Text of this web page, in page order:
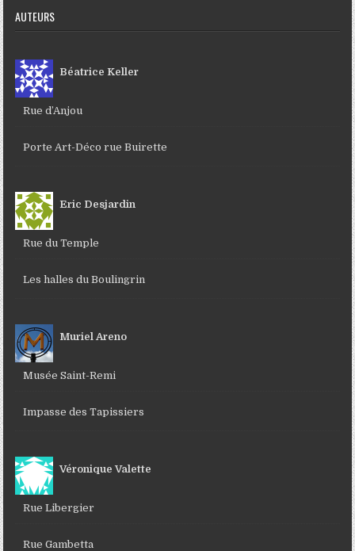
AUTEURS
Béatrice Keller
Rue d’Anjou
Porte Art-Déco rue Buirette
Eric Desjardin
Rue du Temple
Les halles du Boulingrin
Muriel Areno
Musée Saint-Remi
Impasse des Tapissiers
Véronique Valette
Rue Libergier
Rue Gambetta